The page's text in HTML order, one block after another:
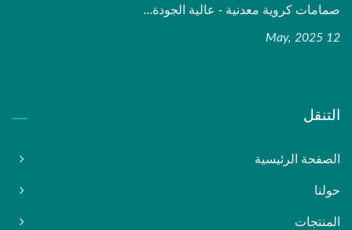
صمامات كروية معدنية - عالية الجودة...
12 May, 2025
التنقل
الصفحة الرئيسية
حولنا
المنتجات